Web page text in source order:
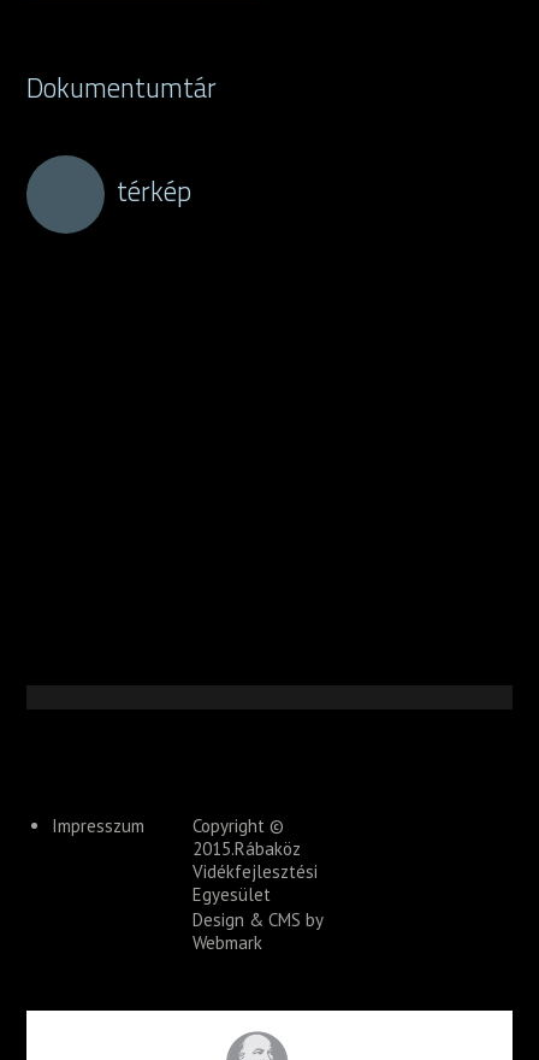
Dokumentumtár
térkép
Impresszum
Copyright ©
2015.Rábaköz
Vidékfejlesztési
Egyesület
Design & CMS by
Webmark